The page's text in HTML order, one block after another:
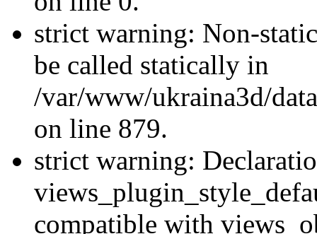
strict warning: Non-
be called statically in
/var/www/ukraina3d/
on line 879.
strict warning:
compatible with